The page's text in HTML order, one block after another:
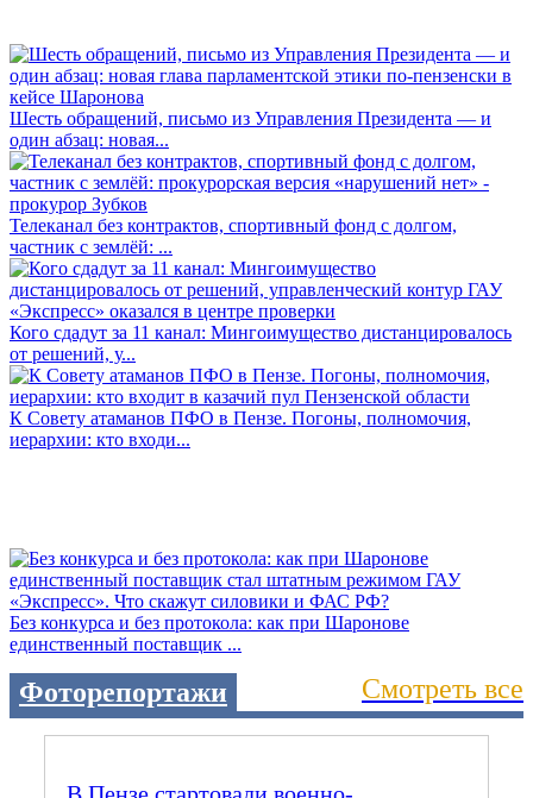
Шесть обращений, письмо из Управления Президента — и
один абзац: новая...
Телеканал без контрактов, спортивный фонд с долгом,
частник с землёй: ...
Кого сдадут за 11 канал: Мингоимущество дистанцировалось
от решений, у...
К Совету атаманов ПФО в Пензе. Погоны, полномочия,
иерархии: кто входи...
Без конкурса и без протокола: как при Шаронове
единственный поставщик ...
Фоторепортажи Смотреть все